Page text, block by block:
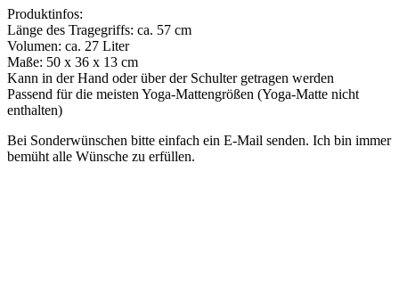
Produktinfos:
Länge des Tragegriffs: ca. 57 cm
Volumen: ca. 27 Liter
Maße: 50 x 36 x 13 cm
Kann in der Hand oder über der Schulter getragen werden
Passend für die meisten Yoga-Mattengrößen (Yoga-Matte nicht
enthalten)
Bei Sonderwünschen bitte einfach ein E-Mail senden. Ich bin immer
bemüht alle Wünsche zu erfüllen.